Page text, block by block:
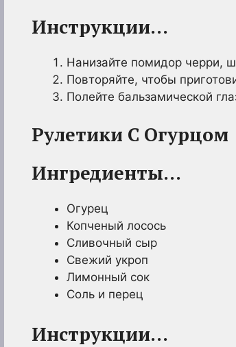
Инструкции…
Нанизайте помидор черри,
Повторяйте, чтобы
Полейте бальзамической
Рулетики С Огурцом
Ингредиенты…
Огурец
Копченый лосось
Сливочный сыр
Свежий укроп
Лимонный сок
Соль и перец
Инструкции…